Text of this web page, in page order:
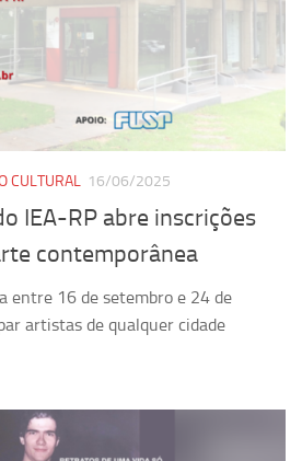
CULTURAL 16/06/2025
IEA-RP abre inscrições
contemporânea
entre 16 de setembro e 24 de
artistas de qualquer cidade